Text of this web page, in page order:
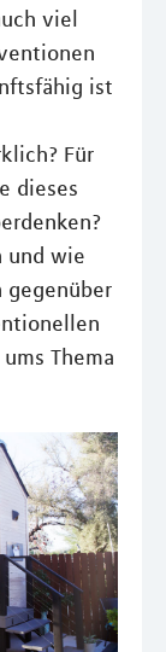
viel
ist
Für
dieses
und wie
Thema